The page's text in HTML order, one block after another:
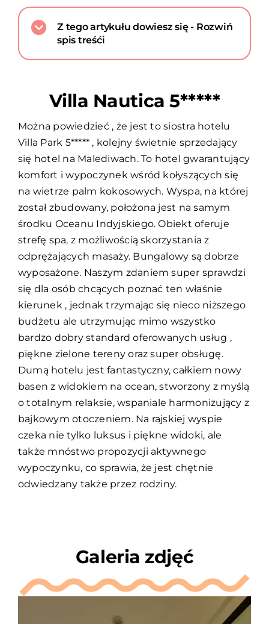
Z tego artykułu dowiesz się - Rozwiń
spis treśći
Villa Nautica 5*****
Można powiedzieć , że jest to siostra hotelu
Villa Park 5***** , kolejny świetnie sprzedający
się hotel na Malediwach. To hotel gwarantujący
komfort i wypoczynek wśród kołyszących się
na wietrze palm kokosowych. Wyspa, na której
został zbudowany, położona jest na samym
środku Oceanu Indyjskiego. Obiekt oferuje
strefę spa, z możliwością skorzystania z
odprężających masaży. Bungalowy są dobrze
wyposażone. Naszym zdaniem super sprawdzi
się dla osób chcących poznać ten właśnie
kierunek , jednak trzymając się nieco niższego
budżetu ale utrzymując mimo wszystko
bardzo dobry standard oferowanych usług ,
piękne zielone tereny oraz super obsługę.
Dumą hotelu jest fantastyczny, całkiem nowy
basen z widokiem na ocean, stworzony z myślą
o totalnym relaksie, wspaniale harmonizujący z
bajkowym otoczeniem. Na rajskiej wyspie
czeka nie tylko luksus i piękne widoki, ale
także mnóstwo propozycji aktywnego
wypoczynku, co sprawia, że jest chętnie
odwiedzany także przez rodziny.
Galeria zdjęć